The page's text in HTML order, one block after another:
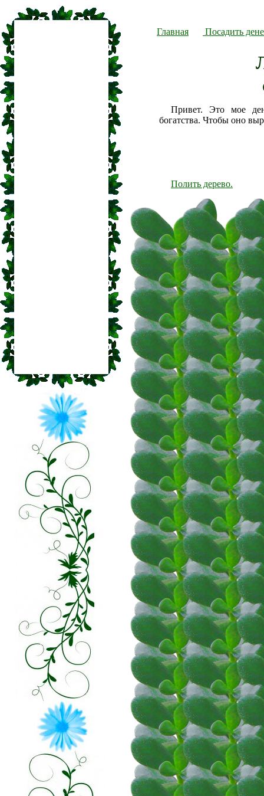
Главная Посадить
Привет. Это мое
богатства. Чтобы оно
Полить дерево.